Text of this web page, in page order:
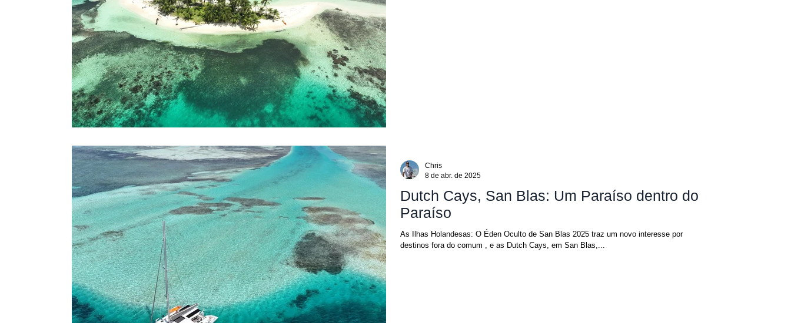
Dutch Cays, San Blas: Um Paraíso dentro do
Paraíso
As Ilhas Holandesas: O Éden Oculto de San Blas 2025 traz um novo interesse por
destinos fora do comum , e as Dutch Cays, em San Blas,...
Chris
8 de abr. de 2025